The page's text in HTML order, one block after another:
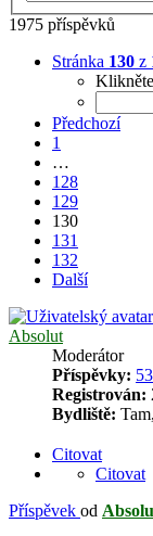
1975 příspěvků
Stránka 130 z
Předchozí
1
…
128
129
130
131
132
Další
Absolut
Moderátor
Příspěvky:
Registrován:
Bydliště:
Citovat
Citovat
Příspěvek od